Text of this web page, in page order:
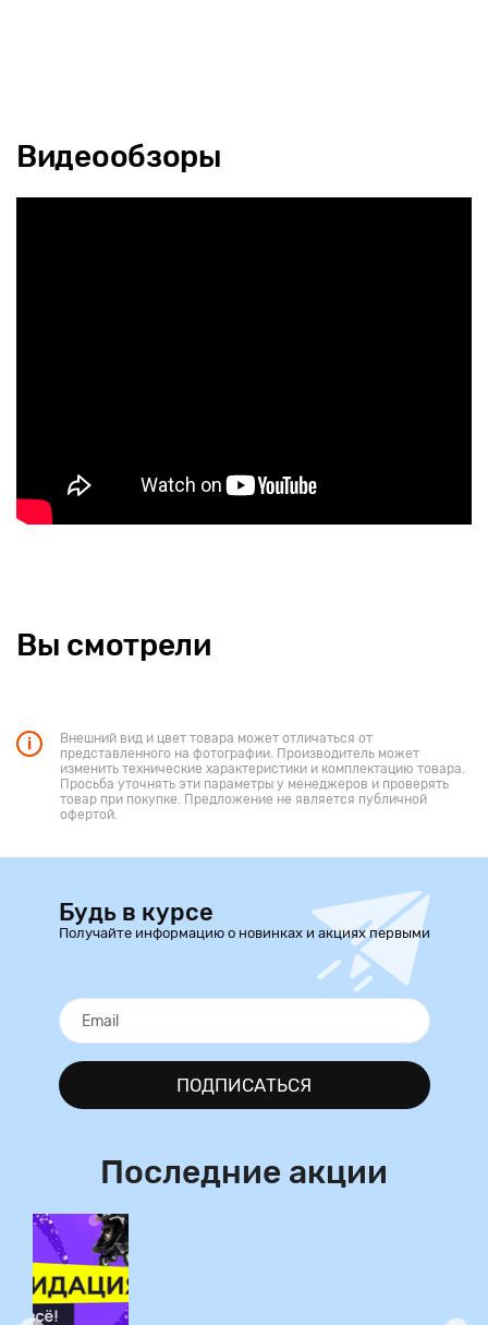
Видеообзоры
Вы смотрели
Внешний вид и цвет товара может отличаться от
представленного на фотографии. Производитель может
изменить технические характеристики и комплектацию товара.
Просьба уточнять эти параметры у менеджеров и проверять
товар при покупке. Предложение не является публичной
офертой.
Будь в курсе
Получайте информацию о новинках и акциях первыми
ПОДПИСАТЬСЯ
Последние акции